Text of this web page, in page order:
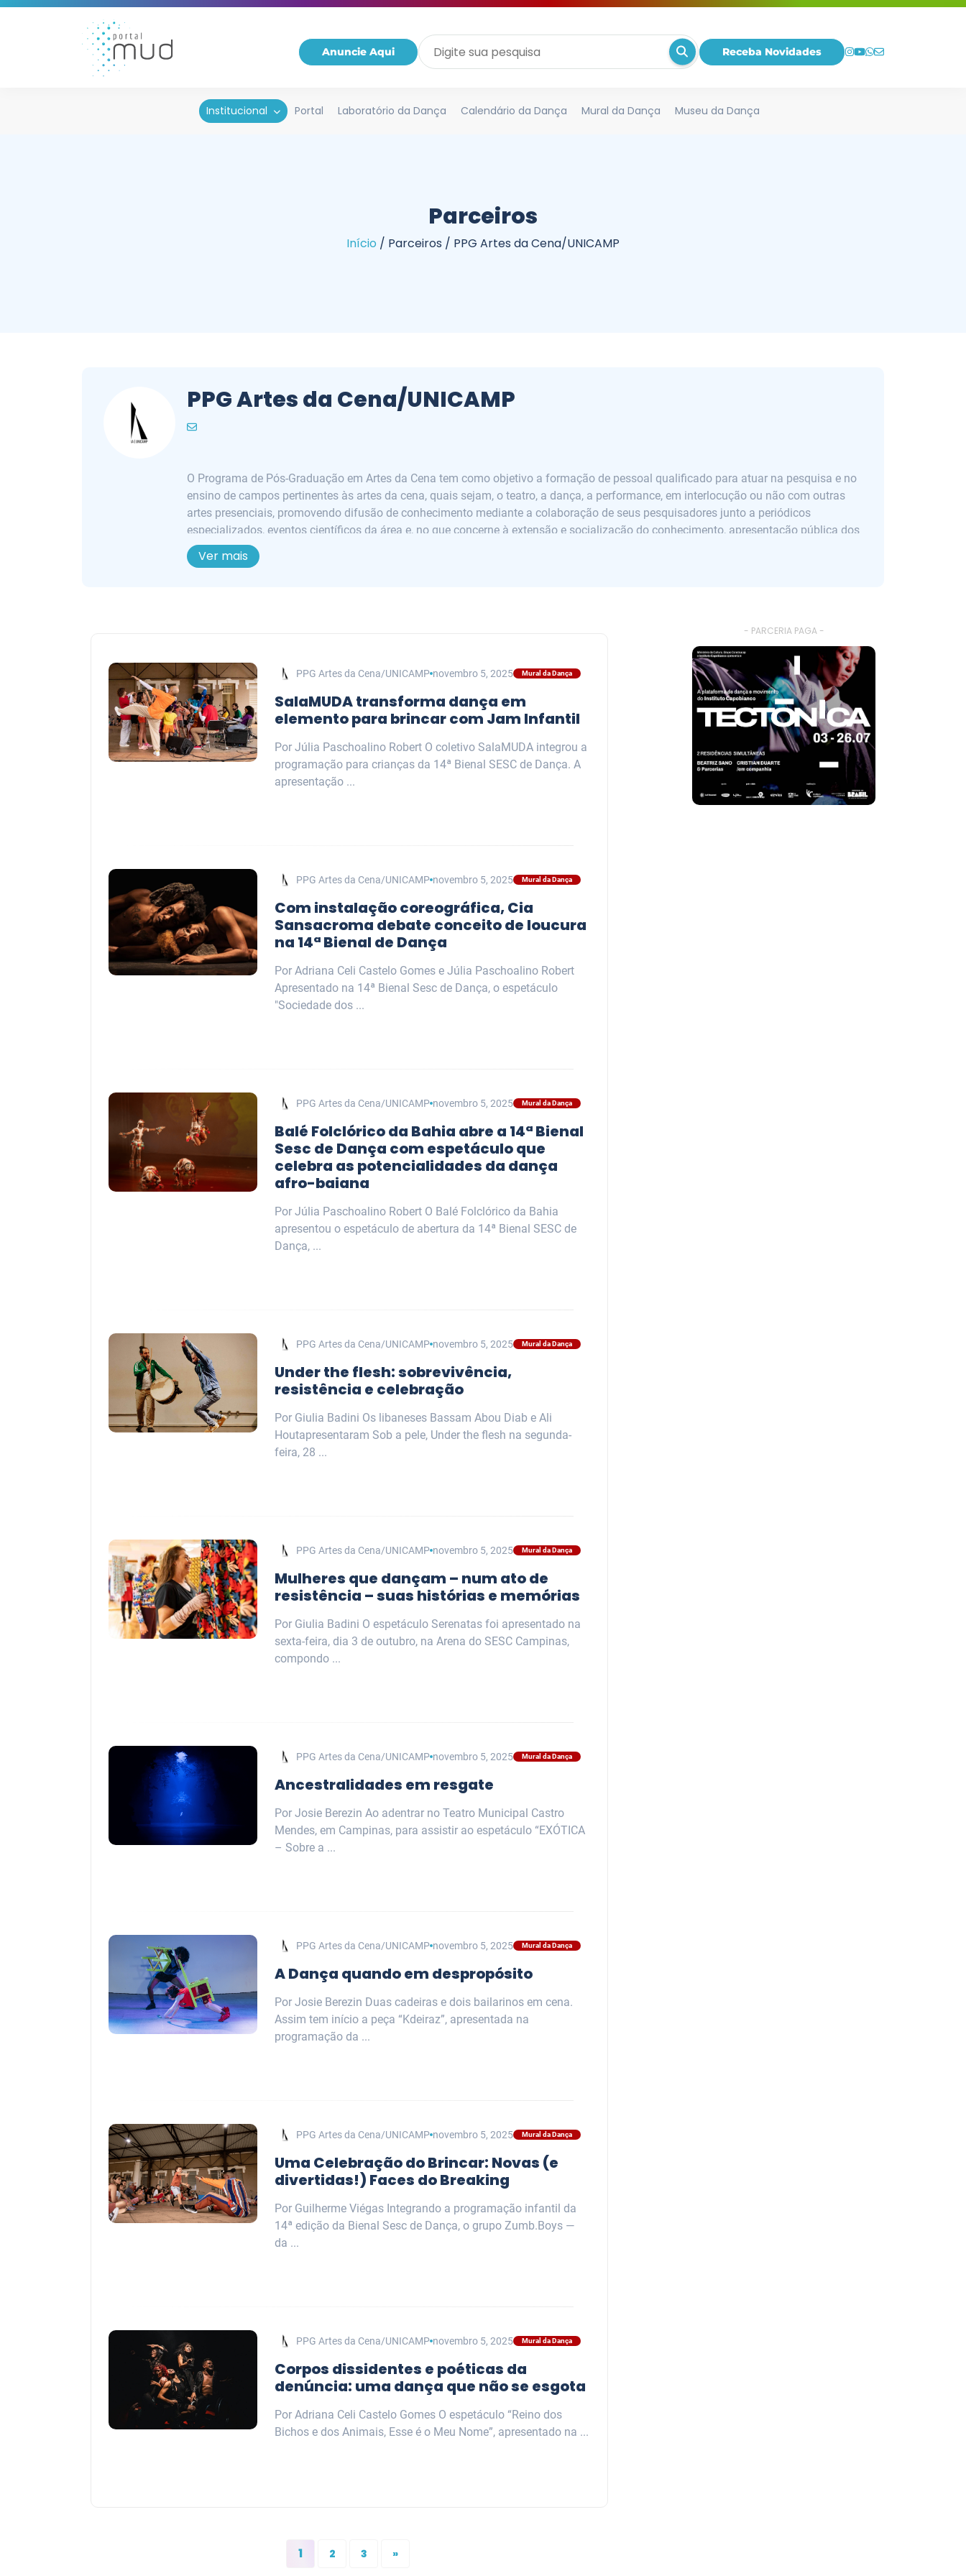
Anuncie Aqui Receba Novidades
Institucional Portal Laboratório da Dança Calendário da Dança Mural da Dança Museu da Dança
Parceiros
Início / Parceiros / PPG Artes da Cena/UNICAMP
PPG Artes da Cena/UNICAMP
O Programa de Pós-Graduação em Artes da Cena tem como objetivo a formação de pessoal qualificado para atuar na pesquisa e no
ensino de campos pertinentes às artes da cena, quais sejam, o teatro, a dança, a performance, em interlocução ou não com outras
artes presenciais, promovendo difusão de conhecimento mediante a colaboração de seus pesquisadores junto a periódicos
especializados, eventos científicos da área e, no que concerne à extensão e socialização do conhecimento, apresentação pública dos
espetáculos e performances produzidos como fruto das pesquisas.
Ver mais
PPG Artes da Cena/UNICAMP novembro 5, 2025 Mural da Dança
SalaMUDA transforma dança em
elemento para brincar com Jam Infantil
Por Júlia Paschoalino Robert O coletivo SalaMUDA integrou a
programação para crianças da 14ª Bienal SESC de Dança. A
apresentação ...
PPG Artes da Cena/UNICAMP novembro 5, 2025 Mural da Dança
Com instalação coreográfica, Cia
Sansacroma debate conceito de loucura
na 14ª Bienal de Dança
Por Adriana Celi Castelo Gomes e Júlia Paschoalino Robert
Apresentado na 14ª Bienal Sesc de Dança, o espetáculo
"Sociedade dos ...
PPG Artes da Cena/UNICAMP novembro 5, 2025 Mural da Dança
Balé Folclórico da Bahia abre a 14ª Bienal
Sesc de Dança com espetáculo que
celebra as potencialidades da dança
afro-baiana
Por Júlia Paschoalino Robert O Balé Folclórico da Bahia
apresentou o espetáculo de abertura da 14ª Bienal SESC de
Dança, ...
PPG Artes da Cena/UNICAMP novembro 5, 2025 Mural da Dança
Under the flesh: sobrevivência,
resistência e celebração
Por Giulia Badini Os libaneses Bassam Abou Diab e Ali
Houtapresentaram Sob a pele, Under the flesh na segunda-
feira, 28 ...
PPG Artes da Cena/UNICAMP novembro 5, 2025 Mural da Dança
Mulheres que dançam – num ato de
resistência – suas histórias e memórias
Por Giulia Badini O espetáculo Serenatas foi apresentado na
sexta-feira, dia 3 de outubro, na Arena do SESC Campinas,
compondo ...
PPG Artes da Cena/UNICAMP novembro 5, 2025 Mural da Dança
Ancestralidades em resgate
Por Josie Berezin Ao adentrar no Teatro Municipal Castro
Mendes, em Campinas, para assistir ao espetáculo “EXÓTICA
– Sobre a ...
PPG Artes da Cena/UNICAMP novembro 5, 2025 Mural da Dança
A Dança quando em despropósito
Por Josie Berezin Duas cadeiras e dois bailarinos em cena.
Assim tem início a peça “Kdeiraz”, apresentada na
programação da ...
PPG Artes da Cena/UNICAMP novembro 5, 2025 Mural da Dança
Uma Celebração do Brincar: Novas (e
divertidas!) Faces do Breaking
Por Guilherme Viégas Integrando a programação infantil da
14ª edição da Bienal Sesc de Dança, o grupo Zumb.Boys —
da ...
PPG Artes da Cena/UNICAMP novembro 5, 2025 Mural da Dança
Corpos dissidentes e poéticas da
denúncia: uma dança que não se esgota
Por Adriana Celi Castelo Gomes O espetáculo “Reino dos
Bichos e dos Animais, Esse é o Meu Nome”, apresentado na ...
1 2 3 »
- PARCERIA PAGA -